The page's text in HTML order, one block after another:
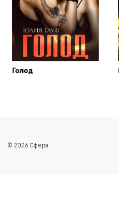
Голод
© 2026 Сфера